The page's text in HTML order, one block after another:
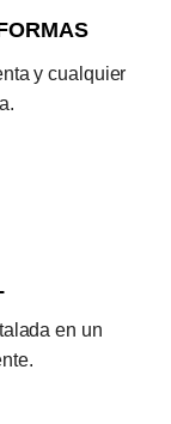
y cualquier
en un